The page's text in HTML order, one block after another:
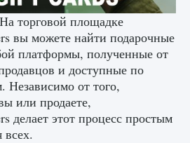
2 395 0 2
торговой площадке
вы можете найти подарочные
платформы, полученные от
и доступные по
от того,
или продаете,
делает этот процесс простым